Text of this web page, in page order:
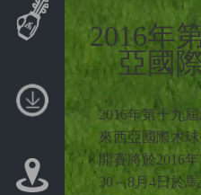
2016年
亞國
2016年第十九
來西亞國際木
開賽將於2016年
30－8月4日於